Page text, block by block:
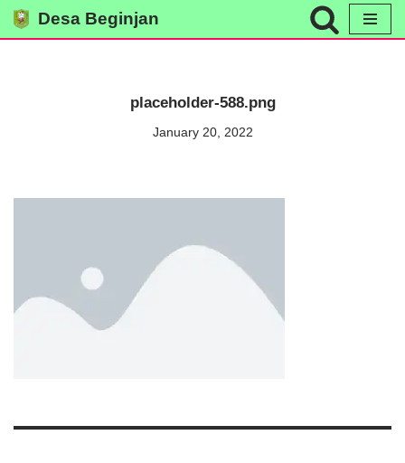
Desa Beginjan
placeholder-588.png
January 20, 2022